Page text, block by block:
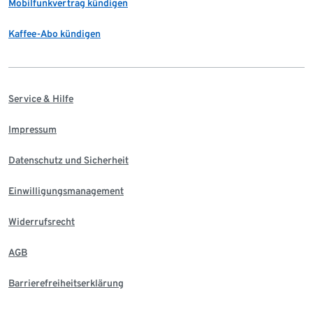
Mobilfunkvertrag kündigen
Kaffee-Abo kündigen
Service & Hilfe
Impressum
Datenschutz und Sicherheit
Einwilligungsmanagement
Widerrufsrecht
AGB
Barrierefreiheitserklärung